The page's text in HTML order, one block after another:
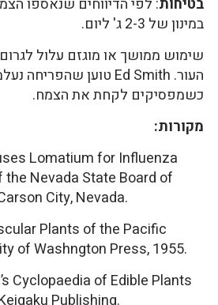
במינון של 2-3 ג' ליום.
שימוש ממושך או מוגזם עלול
כשמפסיקים לקחת את הצמח.
מקורות:
Lomatium for Influenza
Nevada State Board of
City, Nevada.
Plants of the Pacific
of Washngton Press, 1955.
Cyclopaedia of Edible Plants
Publishing.